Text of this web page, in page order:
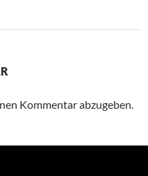
Kommentar abzugeben.